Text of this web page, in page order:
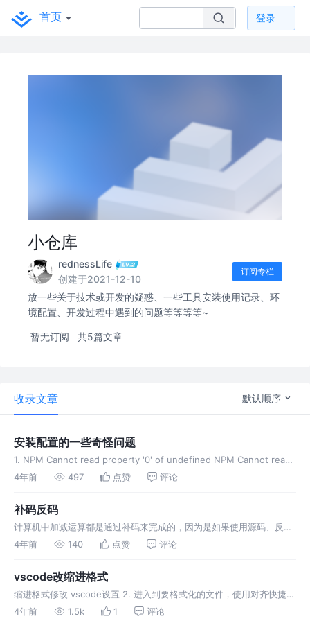
首页 登录
小仓库
rednessLife
创建于2021-12-10
订阅专栏
放一些关于技术或开发的疑惑、一些工具安装使用记录、环
境配置、开发过程中遇到的问题等等等等~
暂无订阅 共5篇文章
收录文章 默认顺序
安装配置的一些奇怪问题
1. NPM Cannot read property '0' of undefined NPM Cannot read
property '0' of undefined 2. command no
4年前 497 点赞 评论
补码反码
计算机中加减运算都是通过补码来完成的，因为是如果使用源码、反码
来进行加减的话，结果有误。 符号位 最高位就是符号位。例如：数字
数：与
4年前 140 点赞 评论
vscode改缩进格式
缩进格式修改 vscode设置 2. 进入到要格式化的文件，使用对齐快捷
键： Mac： Shift + Option + F Windows： Ctrl + K + F
4年前 1.5k 1 评论